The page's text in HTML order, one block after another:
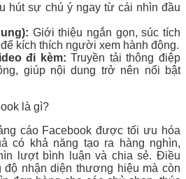
hút sự chú ý ngay từ cái nhìn đầu
Giới thiệu ngắn gọn, súc tích
kích thích người xem hành động.
đi kèm: Truyền tải thông điệp
giúp nội dung trở nên nổi bật
cáo Facebook được tối ưu hóa
có khả năng tạo ra hàng nghìn,
lượt bình luận và chia sẻ. Điều
độ nhận diện thương hiệu mà còn